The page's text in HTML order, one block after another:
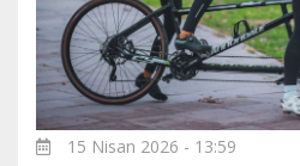
15 Nisan 2026 - 13:59